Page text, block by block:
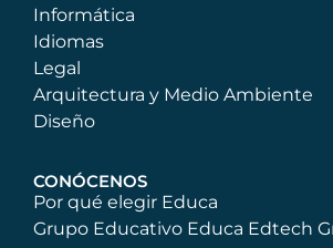
Informática
Idiomas
Legal
Arquitectura y Medio Ambiente
Diseño
CONÓCENOS
Por qué elegir Educa
Grupo Educativo Educa Edtech